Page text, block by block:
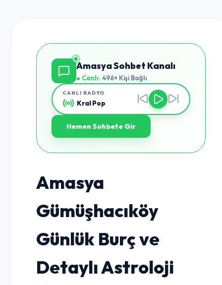
Amasya Sohbet Kanalı
● Canlı: 496+ Kişi Bağlı
CANLI RADYO
Kral Pop
Hemen Sohbete Gir
Amasya
Gümüşhacıköy
Günlük Burç ve
Detaylı Astroloji